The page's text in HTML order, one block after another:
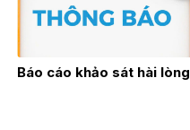
Báo cáo khảo sát hài lòng